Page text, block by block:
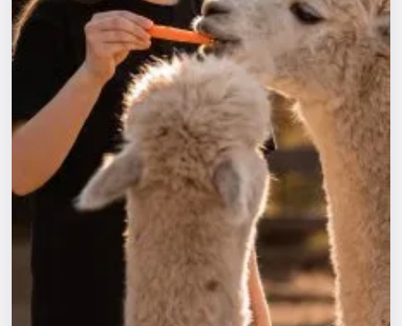
Города
Площадки
Артисты
Рейтинги